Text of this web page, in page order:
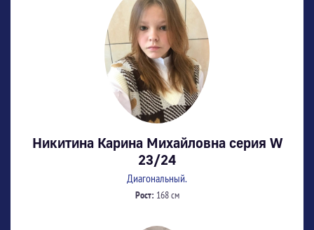
Никитина Карина Михайловна серия W
23/24
Диагональный.
Рост: 168 см